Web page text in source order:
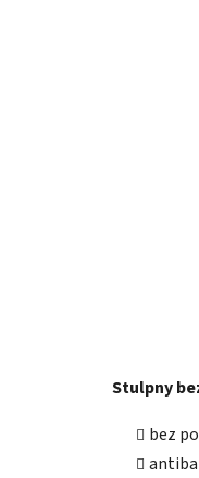
Stulpny
bez